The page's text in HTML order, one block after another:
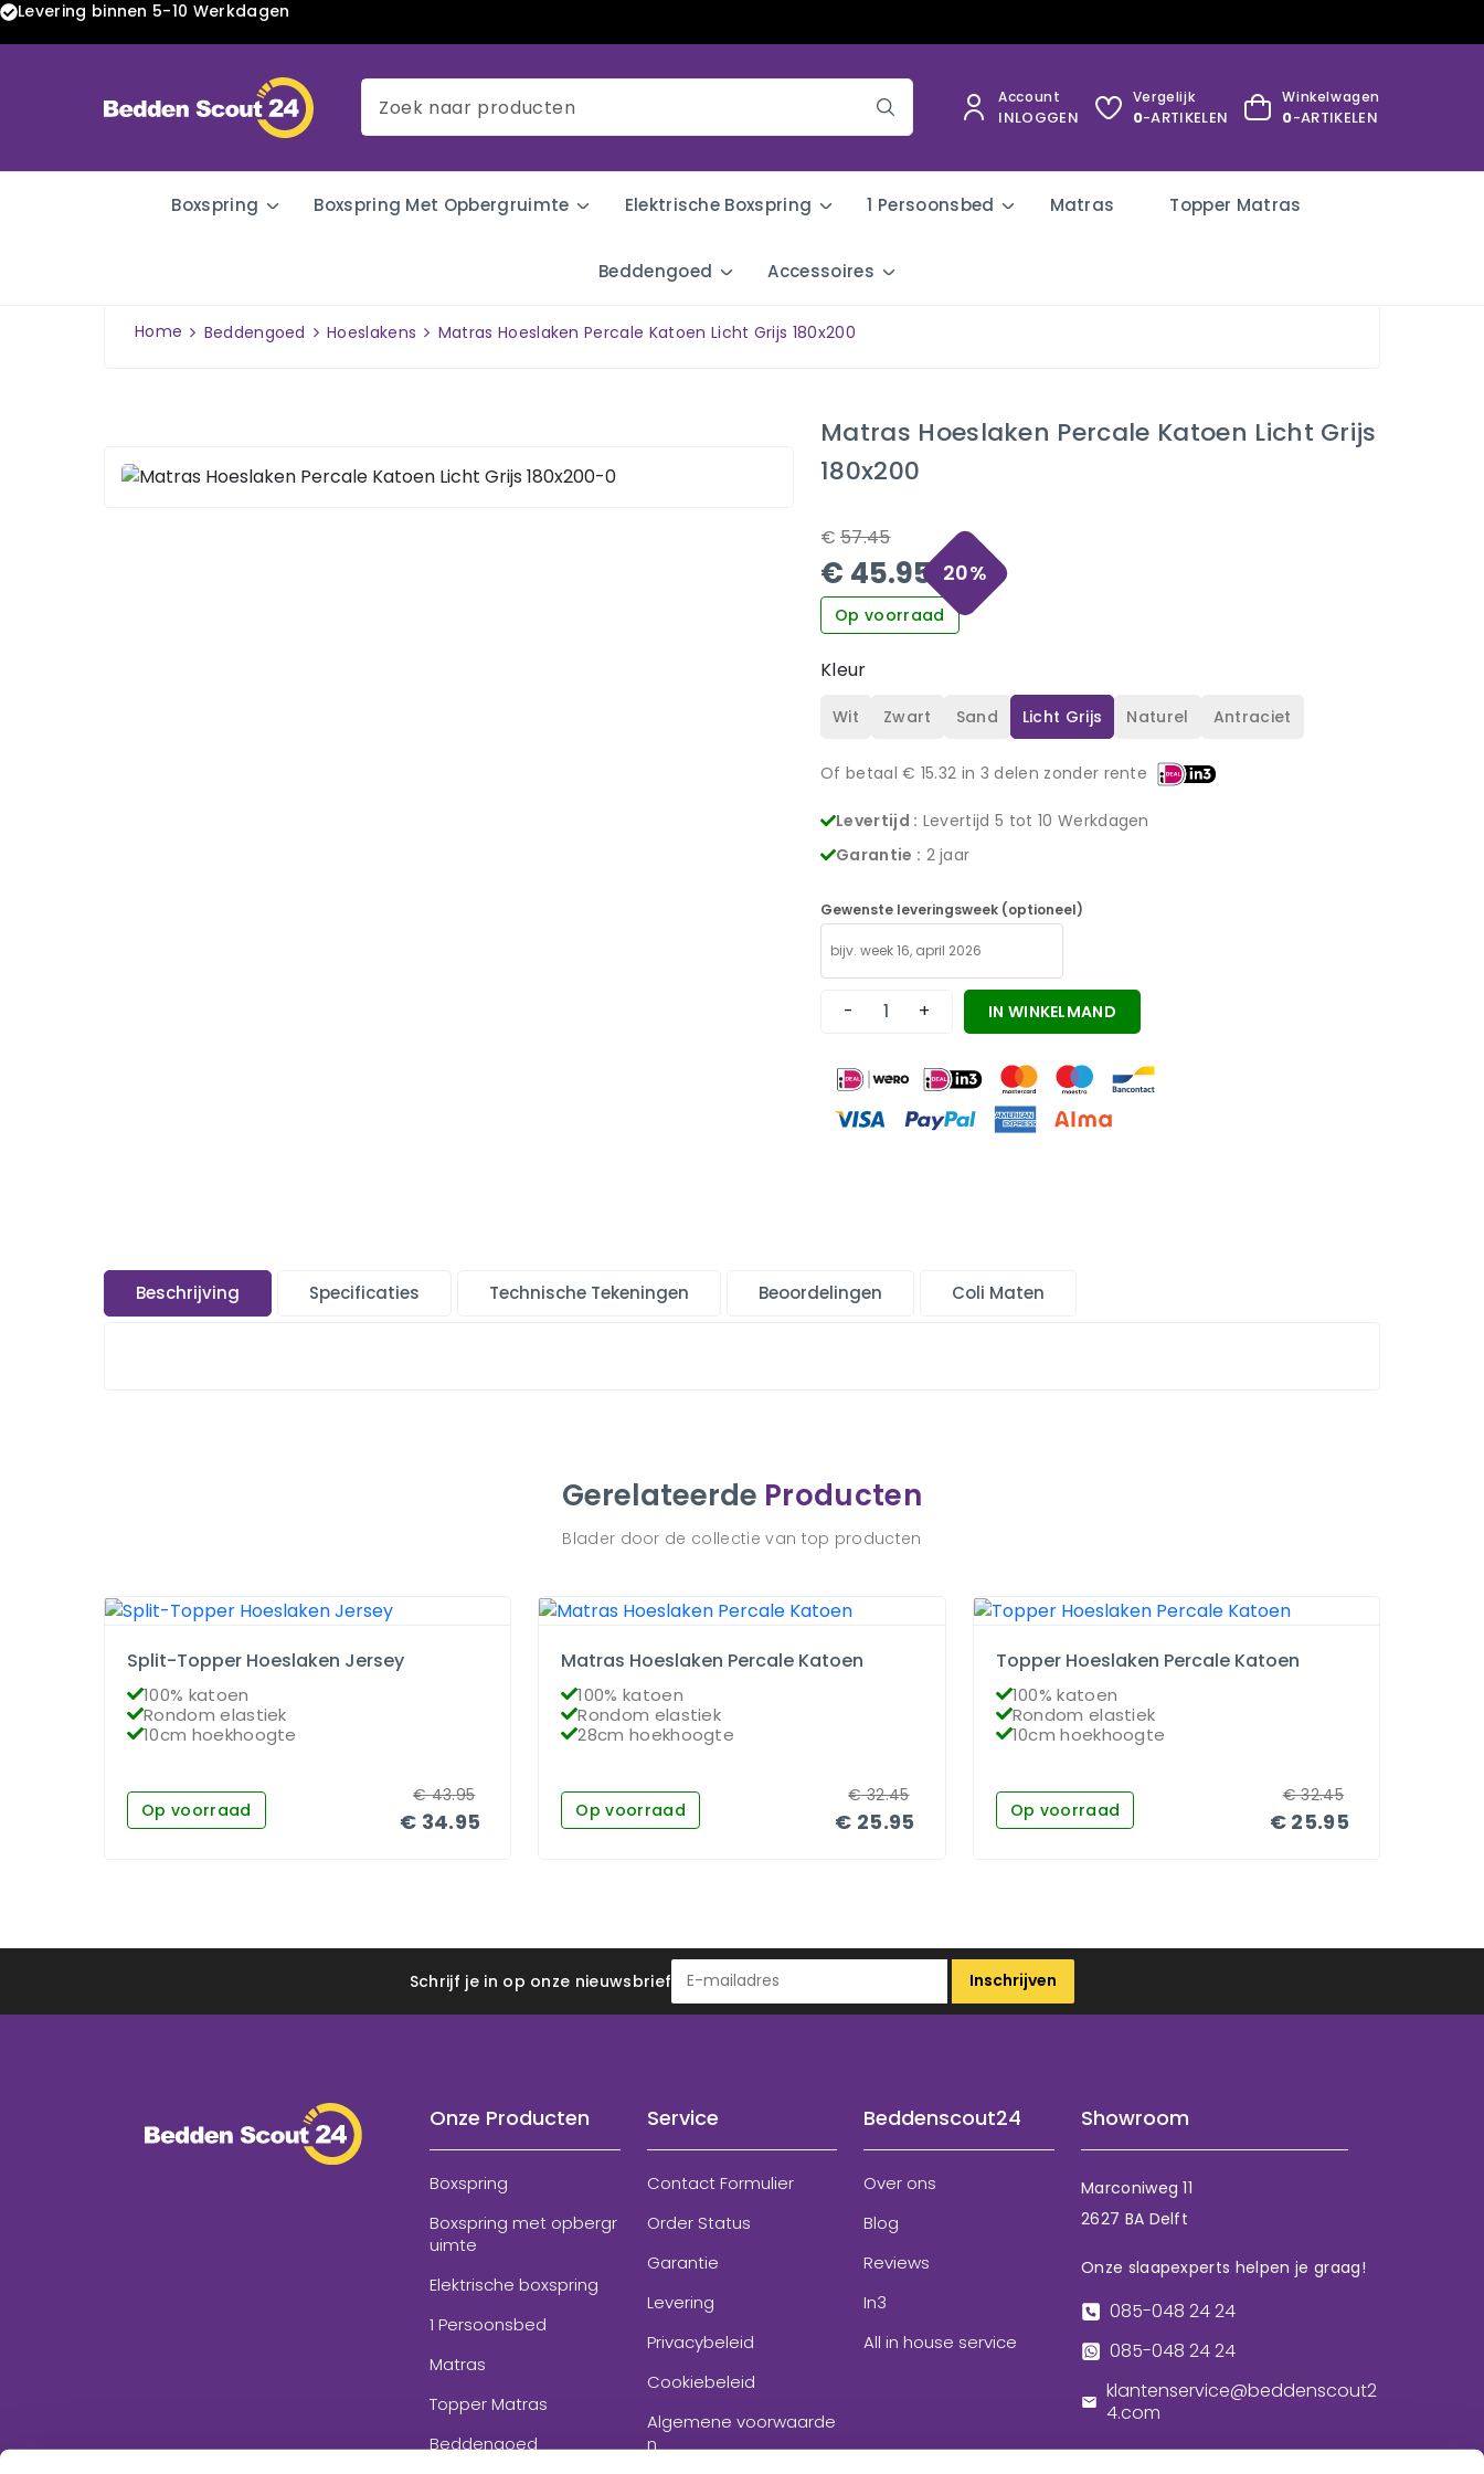
Levering binnen 5-10 Werkdagen
Account
INLOGGEN
Vergelijk
0-ARTIKELEN
Winkelwagen
0-ARTIKELEN
Boxspring Boxspring Met Opbergruimte Elektrische Boxspring 1 Persoonsbed Matras Topper Matras
Beddengoed Accessoires
Home Beddengoed Hoeslakens Matras Hoeslaken Percale Katoen Licht Grijs 180x200
Matras Hoeslaken Percale Katoen Licht Grijs
180x200
€ 57.45
€ 45.95 20%
Op voorraad
Kleur
Wit Zwart Sand Licht Grijs Naturel Antraciet
Of betaal € 15.32 in 3 delen zonder rente
Levertijd : Levertijd 5 tot 10 Werkdagen
Garantie : 2 jaar
Gewenste leveringsweek (optioneel)
- + IN WINKELMAND
Beschrijving Specificaties Technische Tekeningen Beoordelingen Coli Maten
Gerelateerde Producten
Blader door de collectie van top producten
Split-Topper Hoeslaken Jersey
100% katoen
Rondom elastiek
10cm hoekhoogte
Op voorraad € 34.95
€43.95
Matras Hoeslaken Percale Katoen
100% katoen
Rondom elastiek
28cm hoekhoogte
Op voorraad € 25.95
€32.45
Topper Hoeslaken Percale Katoen
100% katoen
Rondom elastiek
10cm hoekhoogte
Op voorraad € 25.95
€32.45
Schrijf je in op onze nieuwsbrief Inschrijven
Onze Producten
Boxspring
Boxspring met opbergr
uimte
Elektrische boxspring
1 Persoonsbed
Matras
Topper Matras
Beddengoed
Service
Contact Formulier
Order Status
Garantie
Levering
Privacybeleid
Cookiebeleid
Algemene voorwaarde
n
Beddenscout24
Over ons
Blog
Reviews
In3
All in house service
Showroom
Marconiweg 11
2627 BA Delft
Onze slaapexperts helpen je graag!
085-048 24 24
085-048 24 24
klantenservice@beddenscout2
4.com